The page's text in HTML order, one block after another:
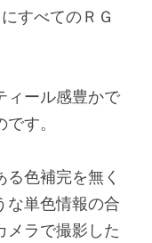
すべてのＲＧ
ィール感豊かで
す。
色補完を無く
な単色情報の合
メラで撮影した